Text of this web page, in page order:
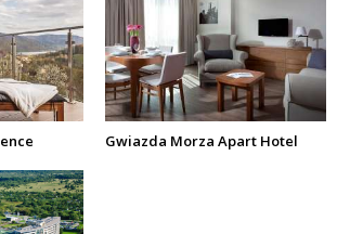
Gwiazda Morza Apart Hotel